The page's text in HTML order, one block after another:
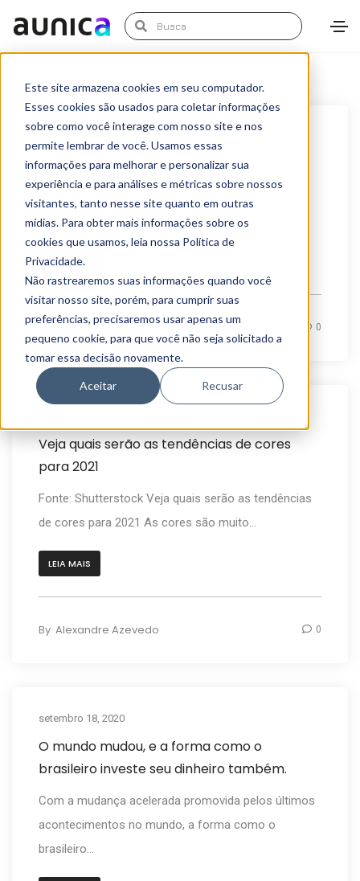
Este site armazena cookies em seu computador.
Esses cookies são usados para coletar informações
sobre como você interage com nosso site e nos
permite lembrar de você. Usamos essas
informações para melhorar e personalizar sua
experiência e para análises e métricas sobre nossos
visitantes, tanto nesse site quanto em outras
mídias. Para obter mais informações sobre os
cookies que usamos, leia nossa Política de
Privacidade.
Não rastrearemos suas informações quando você
visitar nosso site, porém, para cumprir suas
preferências, precisaremos usar apenas um
pequeno cookie, para que você não seja solicitado a
tomar essa decisão novamente.
Aceitar Recusar
Dez Mandamentos do Analista de Dados
agências de publicidade vêm ganhando cada vez...
LEIA MAIS
By Alexandre Azevedo 0
Veja quais serão as tendências de cores
para 2021
Fonte: Shutterstock Veja quais serão as tendências
de cores para 2021 As cores são muito...
LEIA MAIS
By Alexandre Azevedo 0
setembro 18, 2020
O mundo mudou, e a forma como o
brasileiro investe seu dinheiro também.
Com a mudança acelerada promovida pelos últimos
acontecimentos no mundo, a forma como o
brasileiro...